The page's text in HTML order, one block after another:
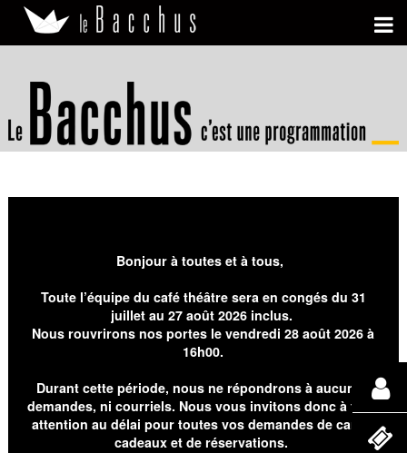
Bonjour à toutes et à tous,
Toute l’équipe du café théâtre sera en congés du 31
juillet au 27 août 2026 inclus.
Nous rouvrirons nos portes le vendredi 28 août 2026 à
16h00.
Durant cette période, nous ne répondrons à aucunes
demandes, ni courriels. Nous vous invitons donc à faire
attention au délai pour toutes vos demandes de cartes
cadeaux et de réservations.